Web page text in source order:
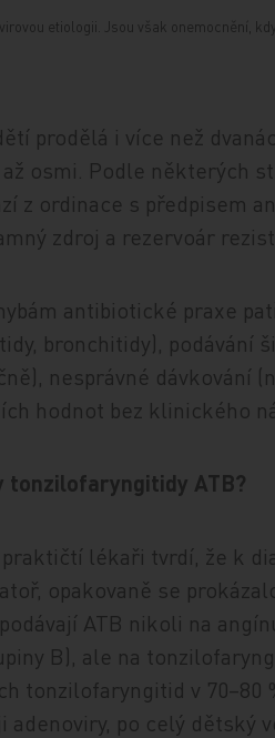
etiologii. Jsou však onemocnění,
prodělá i více než
osmi. Podle některých
z ordinace s předpisem
zdroj a rezervoár
antibiotické praxe
bronchitidy), podávání
nesprávné dávkování
hodnot bez klinického
tonzilofaryngitidy ATB?
lékaři tvrdí, že k
opakovaně se
ATB nikoli na
B), ale na
tonzilofaryngitid v 70–80
adenoviry, po celý dětský